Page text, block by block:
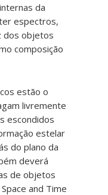
da
espectros,
dos objetos
composição
estão o
livremente
escondidos
estelar
do plano da
deverá
de objetos
and Time